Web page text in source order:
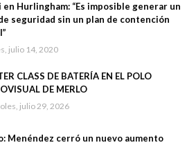
en Hurlingham: “Es imposible generar un
seguridad sin un plan de contención
julio 14, 2020
CLASS DE BATERÍA EN EL POLO
DE MERLO
julio 29, 2026
Menéndez cerró un nuevo aumento